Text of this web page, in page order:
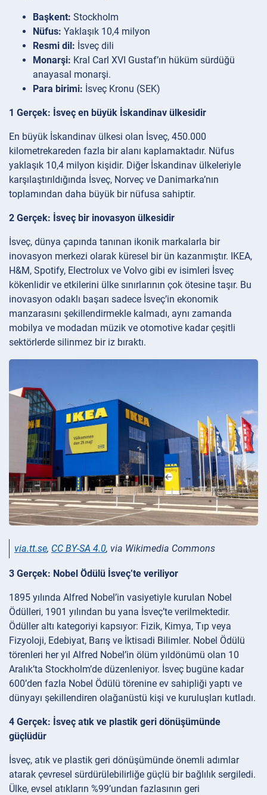
Başkent: Stockholm
Nüfus: Yaklaşık 10,4 milyon
Resmi dil: İsveç dili
Monarşi: Kral Carl XVI Gustaf’ın hüküm sürdüğü
anayasal monarşi.
Para birimi: İsveç Kronu (SEK)
1 Gerçek: İsveç en büyük İskandinav ülkesidir
En büyük İskandinav ülkesi olan İsveç, 450.000
kilometrekareden fazla bir alanı kaplamaktadır. Nüfus
yaklaşık 10,4 milyon kişidir. Diğer İskandinav ülkeleriyle
karşılaştırıldığında İsveç, Norveç ve Danimarka’nın
toplamından daha büyük bir nüfusa sahiptir.
2 Gerçek: İsveç bir inovasyon ülkesidir
İsveç, dünya çapında tanınan ikonik markalarla bir
inovasyon merkezi olarak küresel bir ün kazanmıştır. IKEA,
H&M, Spotify, Electrolux ve Volvo gibi ev isimleri İsveç
kökenlidir ve etkilerini ülke sınırlarının çok ötesine taşır. Bu
inovasyon odaklı başarı sadece İsveç’in ekonomik
manzarasını şekillendirmekle kalmadı, aynı zamanda
mobilya ve modadan müzik ve otomotive kadar çeşitli
sektörlerde silinmez bir iz bıraktı.
via.tt.se, CC BY-SA 4.0, via Wikimedia Commons
3 Gerçek: Nobel Ödülü İsveç’te veriliyor
1895 yılında Alfred Nobel’in vasiyetiyle kurulan Nobel
Ödülleri, 1901 yılından bu yana İsveç’te verilmektedir.
Ödüller altı kategoriyi kapsıyor: Fizik, Kimya, Tıp veya
Fizyoloji, Edebiyat, Barış ve İktisadi Bilimler. Nobel Ödülü
törenleri her yıl Alfred Nobel’in ölüm yıldönümü olan 10
Aralık’ta Stockholm’de düzenleniyor. İsveç bugüne kadar
600’den fazla Nobel Ödülü törenine ev sahipliği yaptı ve
dünyayı şekillendiren olağanüstü kişi ve kuruluşları kutladı.
4 Gerçek: İsveç atık ve plastik geri dönüşümünde
güçlüdür
İsveç, atık ve plastik geri dönüşümünde önemli adımlar
atarak çevresel sürdürülebilirliğe güçlü bir bağlılık sergiledi.
Ülke, evsel atıkların %99’undan fazlasının geri